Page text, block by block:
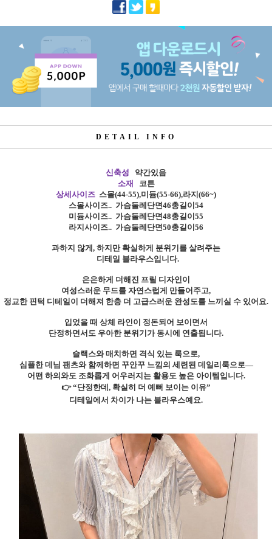
DETAIL INFO
신축성
약간있음
소재 코튼
상세사이즈 스몰(44-55),미듐(55-66),라지 (66~)
스몰사이즈.. 가슴둘레단면46총길이54
미듐사이즈.. 가슴둘레단면48총길이55
라지사이즈.. 가슴둘레단면50총길이56
과하지 않게, 하지만 확실하게 분위기를 살려주는
디테일 블라우스입니다.
은은하게 더해진 프릴 디자인이
여성스러운 무드를 자연스럽게 만들어주고,
정교한 핀턱 디테일이 더해져 한층 더 고급스러운 완성도를 느끼실 수 있어요.
입었을 때 상체 라인이 정돈되어 보이면서
단정하면서도 우아한 분위기가 동시에 연출됩니다.
슬랙스와 매치하면 격식 있는 룩으로,
심플한 데님 팬츠와 함께하면 꾸안꾸 느낌의 세련된 데일리룩으로—
어떤 하의와도 조화롭게 어우러지는 활용도 높은 아이템입니다.
👉 “단정한데, 확실히 더 예뻐 보이는 이유”
디테일에서 차이가 나는 블라우스예요.